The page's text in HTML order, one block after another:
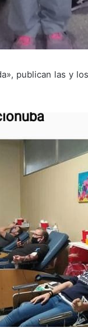
publican las y